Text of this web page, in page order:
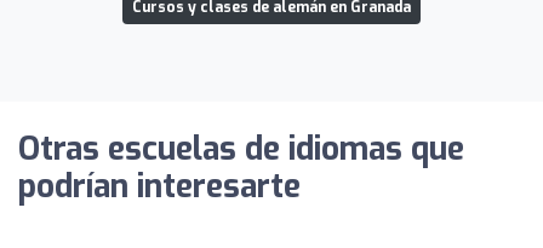
Cursos y clases de alemán en Granada
Otras escuelas de idiomas que
podrían interesarte